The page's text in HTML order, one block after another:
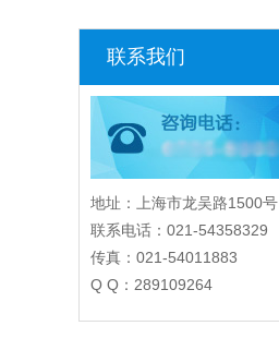
联系我们
地址：上海市龙吴路1500号
联系电话：021-54358329
传真：021-54011883
Q Q：289109264